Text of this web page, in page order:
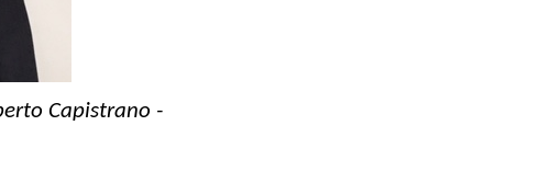
Capistrano -